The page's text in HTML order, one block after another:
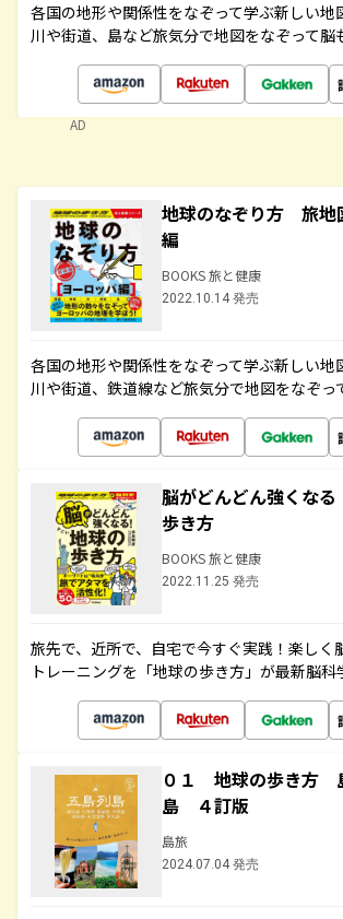
各国の地形や関係性をなぞって学ぶ新しい地
川や街道、島など旅気分で地図をなぞって脳
AD
地球のなぞり方 旅
編
BOOKS 旅と健康
2022.10.14 発売
各国の地形や関係性をなぞって学ぶ新しい地
川や街道、鉄道線など旅気分で地図をなぞっ
脳がどんどん強くな
歩き方
BOOKS 旅と健康
2022.11.25 発売
旅先で、近所で、自宅で今すぐ実践！楽しく
トレーニングを「地球の歩き方」が最新脳
０１ 地球の歩き方
島 ４訂版
島旅
2024.07.04 発売